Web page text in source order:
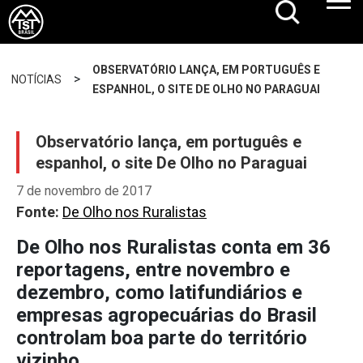
NOTÍCIAS >
OBSERVATÓRIO LANÇA, EM PORTUGUÊS E
ESPANHOL, O SITE DE OLHO NO PARAGUAI
Observatório lança, em português e
espanhol, o site De Olho no Paraguai
7 de novembro de 2017
Fonte: De Olho nos Ruralistas
De Olho nos Ruralistas conta em 36
reportagens, entre novembro e
dezembro, como latifundiários e
empresas agropecuárias do Brasil
controlam boa parte do território